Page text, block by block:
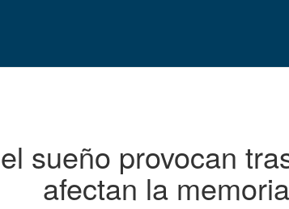
sueño provocan
afectan la memoria